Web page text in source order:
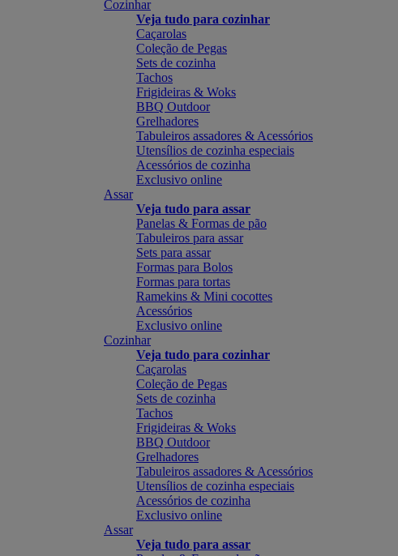
Cozinhar
Veja tudo para cozinhar
Caçarolas
Coleção de Pegas
Sets de cozinha
Tachos
Frigideiras & Woks
BBQ Outdoor
Grelhadores
Tabuleiros assadores & Acessórios
Utensílios de cozinha especiais
Acessórios de cozinha
Exclusivo online
Assar
Veja tudo para assar
Panelas & Formas de pão
Tabuleiros para assar
Sets para assar
Formas para Bolos
Formas para tortas
Ramekins & Mini cocottes
Acessórios
Exclusivo online
Cozinhar
Veja tudo para cozinhar
Caçarolas
Coleção de Pegas
Sets de cozinha
Tachos
Frigideiras & Woks
BBQ Outdoor
Grelhadores
Tabuleiros assadores & Acessórios
Utensílios de cozinha especiais
Acessórios de cozinha
Exclusivo online
Assar
Veja tudo para assar